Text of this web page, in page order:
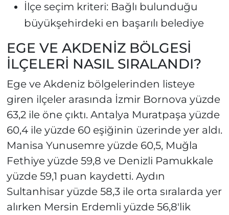
İlçe seçim kriteri: Bağlı bulunduğu
büyükşehirdeki en başarılı belediye
EGE VE AKDENİZ BÖLGESİ
İLÇELERİ NASIL SIRALANDI?
Ege ve Akdeniz bölgelerinden listeye
giren ilçeler arasında İzmir Bornova yüzde
63,2 ile öne çıktı. Antalya Muratpaşa yüzde
60,4 ile yüzde 60 eşiğinin üzerinde yer aldı.
Manisa Yunusemre yüzde 60,5, Muğla
Fethiye yüzde 59,8 ve Denizli Pamukkale
yüzde 59,1 puan kaydetti. Aydın
Sultanhisar yüzde 58,3 ile orta sıralarda yer
alırken Mersin Erdemli yüzde 56,8'lik